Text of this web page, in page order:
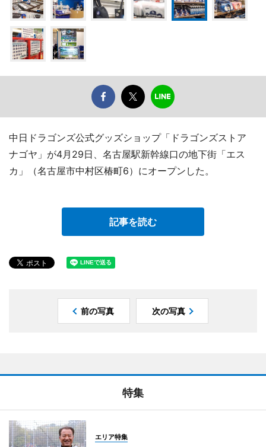
中日ドラゴンズ公式グッズショップ「ドラゴンズストア
ナゴヤ」が4月29日、名古屋駅新幹線口の地下街「エス
カ」（名古屋市中村区椿町6）にオープンした。
記事を読む
前の写真 次の写真
特集
エリア特集